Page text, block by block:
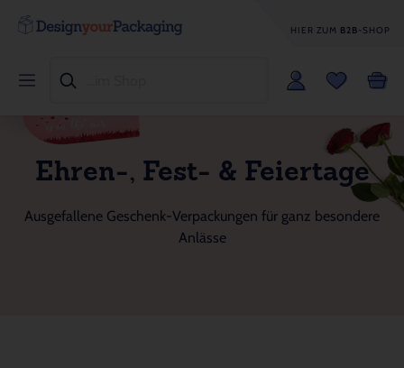
HIER ZUM B2B-SHOP
Ehren-, Fest- & Feiertage
Ausgefallene Geschenk-Verpackungen für ganz besondere
Anlässe